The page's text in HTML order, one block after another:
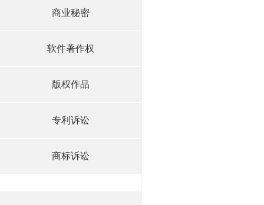
商业秘密
软件著作权
版权作品
专利诉讼
商标诉讼